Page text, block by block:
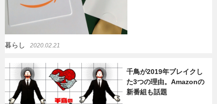
副業
エンタメ
暮らし 2020.02.21
千鳥が2019年ブレイクし
た3つの理由。Amazonの
新番組も話題